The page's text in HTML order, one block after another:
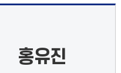
홍유진